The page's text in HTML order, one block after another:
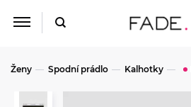
Ženy Spodní prádlo Kalhotky